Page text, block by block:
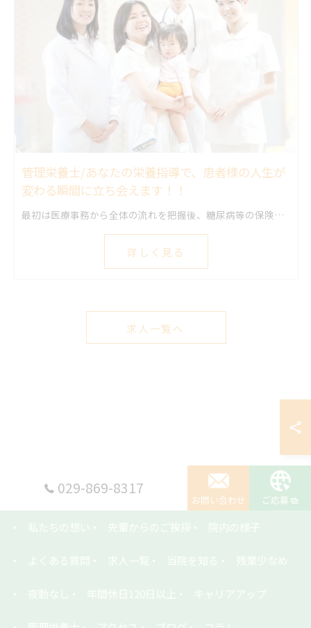
管理栄養士/あなたの栄養指導で、患者様の人生が
変わる瞬間に立ち会えます！！
最初は医療事務から全体の流れを把握後、糖尿病等の保険診療に加え、分子栄養療法に基づく栄養指導・カウンセリングがメイン業務です。 電話対応やSNS投稿もチームで協力します。 「これから」の部門だからこそ、あなたの情熱で新しい価値を生み出すチャンスです！
詳しく見る
求人一覧へ
029-869-8317
お問い合わせ ご応募
私たちの想い 先輩からのご挨拶 院内の様子
よくある質問 求人一覧 当院を知る 残業少なめ
夜勤なし 年間休日120日以上 キャリアアップ